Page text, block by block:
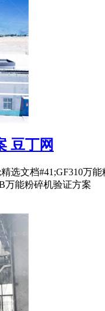
豆丁网
选文档#41;GF310万
万能粉碎机验证方案